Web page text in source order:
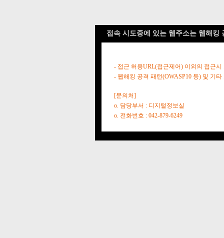
접속 시도중에 있는 웹주소는 웹해킹
- 접근 허용URL(접근제어) 이외의 접근시
- 웹해킹 공격 패턴(OWASP10 등) 및 기
[문의처]
o. 담당부서 : 디지털정보실
o. 전화번호 : 042-879-6249